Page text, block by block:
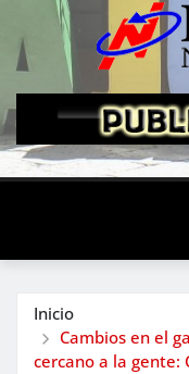
Inicio
Cambios en el
cercano a la gente: